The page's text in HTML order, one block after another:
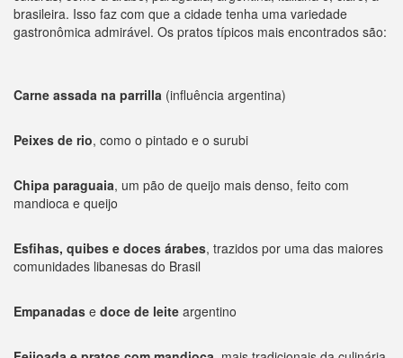
brasileira. Isso faz com que a cidade tenha uma variedade
gastronômica admirável. Os pratos típicos mais encontrados são:
Carne assada na parrilla (influência argentina)
Peixes de rio, como o pintado e o surubi
Chipa paraguaia, um pão de queijo mais denso, feito com
mandioca e queijo
Esfihas, quibes e doces árabes, trazidos por uma das maiores
comunidades libanesas do Brasil
Empanadas e doce de leite argentino